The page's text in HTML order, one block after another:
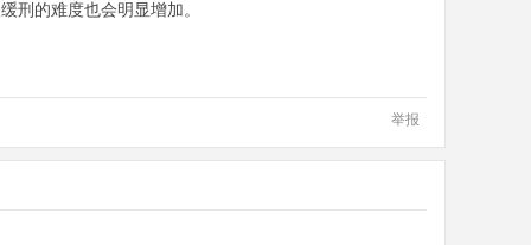
刑的难度也会明显增加。
举报